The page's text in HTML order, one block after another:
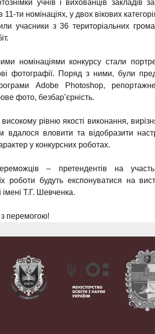
учнів і вихованців закладів
11-ти номінаціях, у двох вікових
учасники з 36 територіальних
номінаціями конкурсу стали
фотографії. Поряд з ними, були
Аdobe Photoshop,
фото, безбар’єрність.
високому рівню якості виконання,
вловити та відобразити
у конкурсних роботах.
– претендентів на участь
роботи будуть експонуватися на
імені Т.Г. Шевченка.
перемогою!